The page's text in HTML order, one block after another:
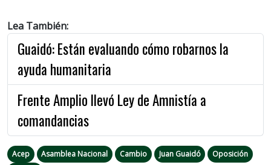
Lea También:
Guaidó: Están evaluando cómo robarnos la
ayuda humanitaria
Frente Amplio llevó Ley de Amnistía a
comandancias
Acep Asamblea Nacional Cambio Juan Guaidó
Oposición